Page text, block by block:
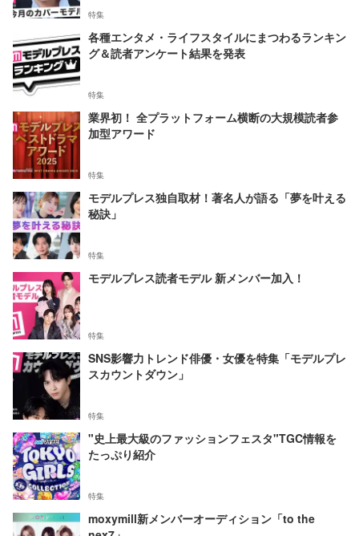
特集
各種エンタメ・ライフスタイルにまつわるランキン
グ＆読者アンケート結果を発表
特集
業界初！ 全プラットフォーム横断の大規模読者参
加型アワード
特集
モデルプレス独自取材！著名人が語る「夢を叶える
秘訣」
特集
モデルプレス読者モデル 新メンバー加入！
特集
SNS影響力トレンド俳優・女優を特集「モデルプレ
スカウントダウン」
特集
"史上最大級のファッションフェスタ"TGC情報を
たっぷり紹介
特集
moxymill新メンバーオーディション「to the